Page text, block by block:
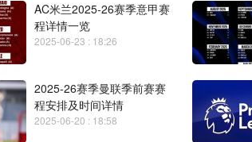
AC米兰2025-26赛季意甲赛
程详情一览
2025-06-23 : 18:26
2025-26赛季曼联季前赛赛
程安排及时间详情
2025-06-20 : 18:58